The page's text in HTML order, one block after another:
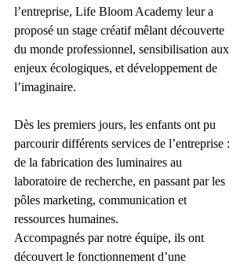
l’entreprise, Life Bloom Academy leur a
proposé un stage créatif mêlant découverte
du monde professionnel, sensibilisation aux
enjeux écologiques, et développement de
l’imaginaire.
Dès les premiers jours, les enfants ont pu
parcourir différents services de l’entreprise :
de la fabrication des luminaires au
laboratoire de recherche, en passant par les
pôles marketing, communication et
ressources humaines.
Accompagnés par notre équipe, ils ont
découvert le fonctionnement d’une